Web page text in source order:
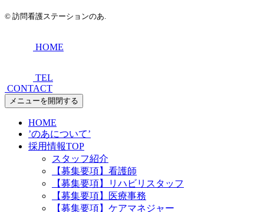
© 訪問看護ステーションのあ.
HOME
TEL
CONTACT
メニューを開閉する
HOME
’のあについて’
採用情報TOP
スタッフ紹介
【募集要項】看護師
【募集要項】リハビリスタッフ
【募集要項】医療事務
【募集要項】ケアマネジャー